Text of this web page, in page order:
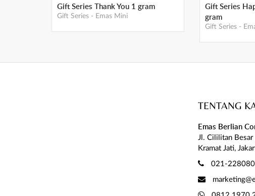
Gift Series Thank You 1 gram
Gift Series - Emas Mini
Gift Series
gram
Gift Series -
TENTANG
Emas Berlian
Jl. Cililitan
Kramat Jati,
021-